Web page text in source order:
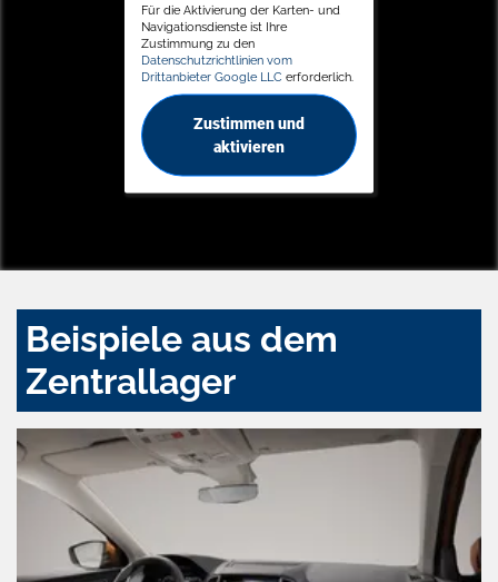
Für die Aktivierung der Karten- und
Navigationsdienste ist Ihre
Zustimmung zu den
Datenschutzrichtlinien vom
Drittanbieter Google LLC erforderlich.
Zustimmen und
aktivieren
Beispiele aus dem
Zentrallager